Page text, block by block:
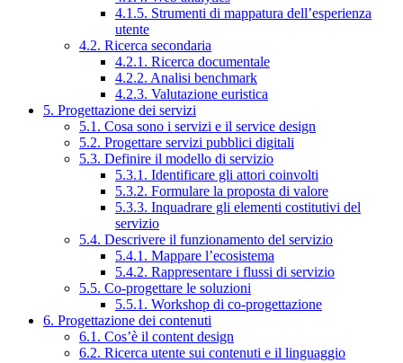
4.1.5. Strumenti di mappatura dell’esperienza
utente
4.2. Ricerca secondaria
4.2.1. Ricerca documentale
4.2.2. Analisi benchmark
4.2.3. Valutazione euristica
5. Progettazione dei servizi
5.1. Cosa sono i servizi e il service design
5.2. Progettare servizi pubblici digitali
5.3. Definire il modello di servizio
5.3.1. Identificare gli attori coinvolti
5.3.2. Formulare la proposta di valore
5.3.3. Inquadrare gli elementi costitutivi del
servizio
5.4. Descrivere il funzionamento del servizio
5.4.1. Mappare l’ecosistema
5.4.2. Rappresentare i flussi di servizio
5.5. Co-progettare le soluzioni
5.5.1. Workshop di co-progettazione
6. Progettazione dei contenuti
6.1. Cos’è il content design
6.2. Ricerca utente sui contenuti e il linguaggio